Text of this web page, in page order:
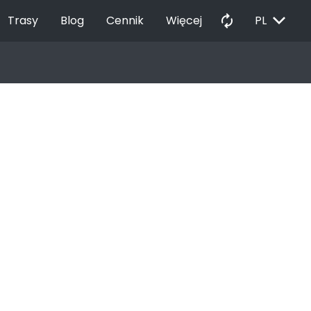
Trasy Blog Cennik Więcej autorenew PL EXPAND_MORE